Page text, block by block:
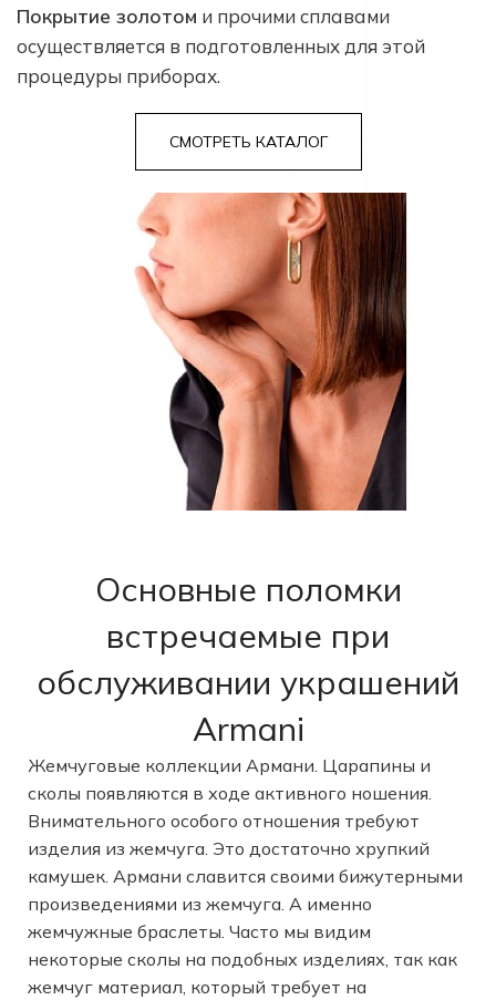
Покрытие золотом и прочими сплавами
осуществляется в подготовленных для этой
процедуры приборах.
СМОТРЕТЬ КАТАЛОГ
Основные поломки
встречаемые при
обслуживании украшений
Armani
Жемчуговые коллекции Армани. Царапины и
сколы появляются в ходе активного ношения.
Внимательного особого отношения требуют
изделия из жемчуга. Это достаточно хрупкий
камушек. Армани славится своими бижутерными
произведениями из жемчуга. А именно
жемчужные браслеты. Часто мы видим
некоторые сколы на подобных изделиях, так как
жемчуг материал, который требует на